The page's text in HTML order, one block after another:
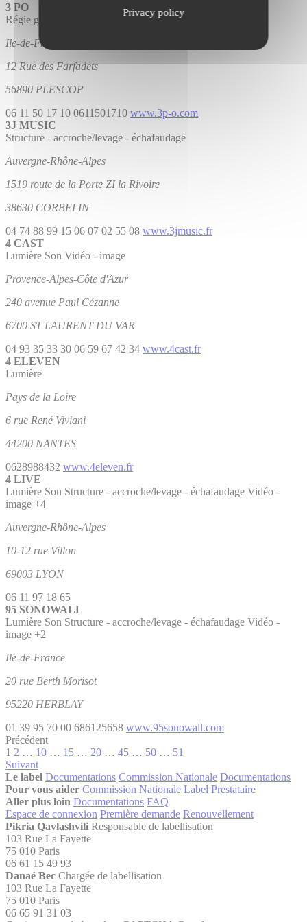
Privacy policy
3 PO
Régie générale et spécialisée
Ile-de-France
12 Rue des Farfadets
56890 PLESCOP
06 11 50 17 10 0611501710 www.3p-o.com
3J MUSIC
Structure - accroche/levage - échafaudage
Auvergne-Rhône-Alpes
1519 route de la Porte ZI la Rivoire
38630 CORBELIN
04 74 88 99 15 06 07 02 55 08 www.3jmusic.fr
4 CAST
Lumière Son Vidéo - image
Provence-Alpes-Côte d'Azur
240 avenue Paul Cézanne
6700 ST LAURENT DU VAR
04 93 35 33 30 06 59 67 42 34 www.4cast.fr
4 ELEVEN
Lumière
Pays de la Loire
6 rue René Viviani
44200 NANTES
0628988432 www.4eleven.fr
4 LIVE
Lumière Son Structure - accroche/levage - échafaudage Vidéo -
image +4
Auvergne-Rhône-Alpes
10-12 rue Villon
69003 LYON
06 11 97 18 65
95 SONOWALL
Lumière Son Structure - accroche/levage - échafaudage Vidéo -
image +2
Ile-de-France
20 rue Berth Morisot
95220 HERBLAY
01 39 95 70 00 686125658 www.95sonowall.com
Précédent
1 2 … 10 … 15 … 20 … 45 … 50 … 51
Suivant
Le label Documentations Commission Nationale Documentations
Pour vous aider Commission Nationale Label Prestataire
Aller plus loin Documentations FAQ
Espace de connexion Première demande Renouvellement
Pikria Qavlashvili Responsable de labellisation
103 Rue La Fayette
75 010 Paris
06 61 15 49 93
Danaé Bec Chargée de labellisation
103 Rue La Fayette
75 010 Paris
06 65 91 31 03